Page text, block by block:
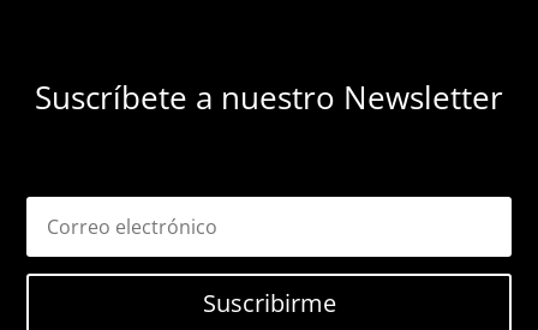
Suscríbete a nuestro Newsletter
Suscribirme